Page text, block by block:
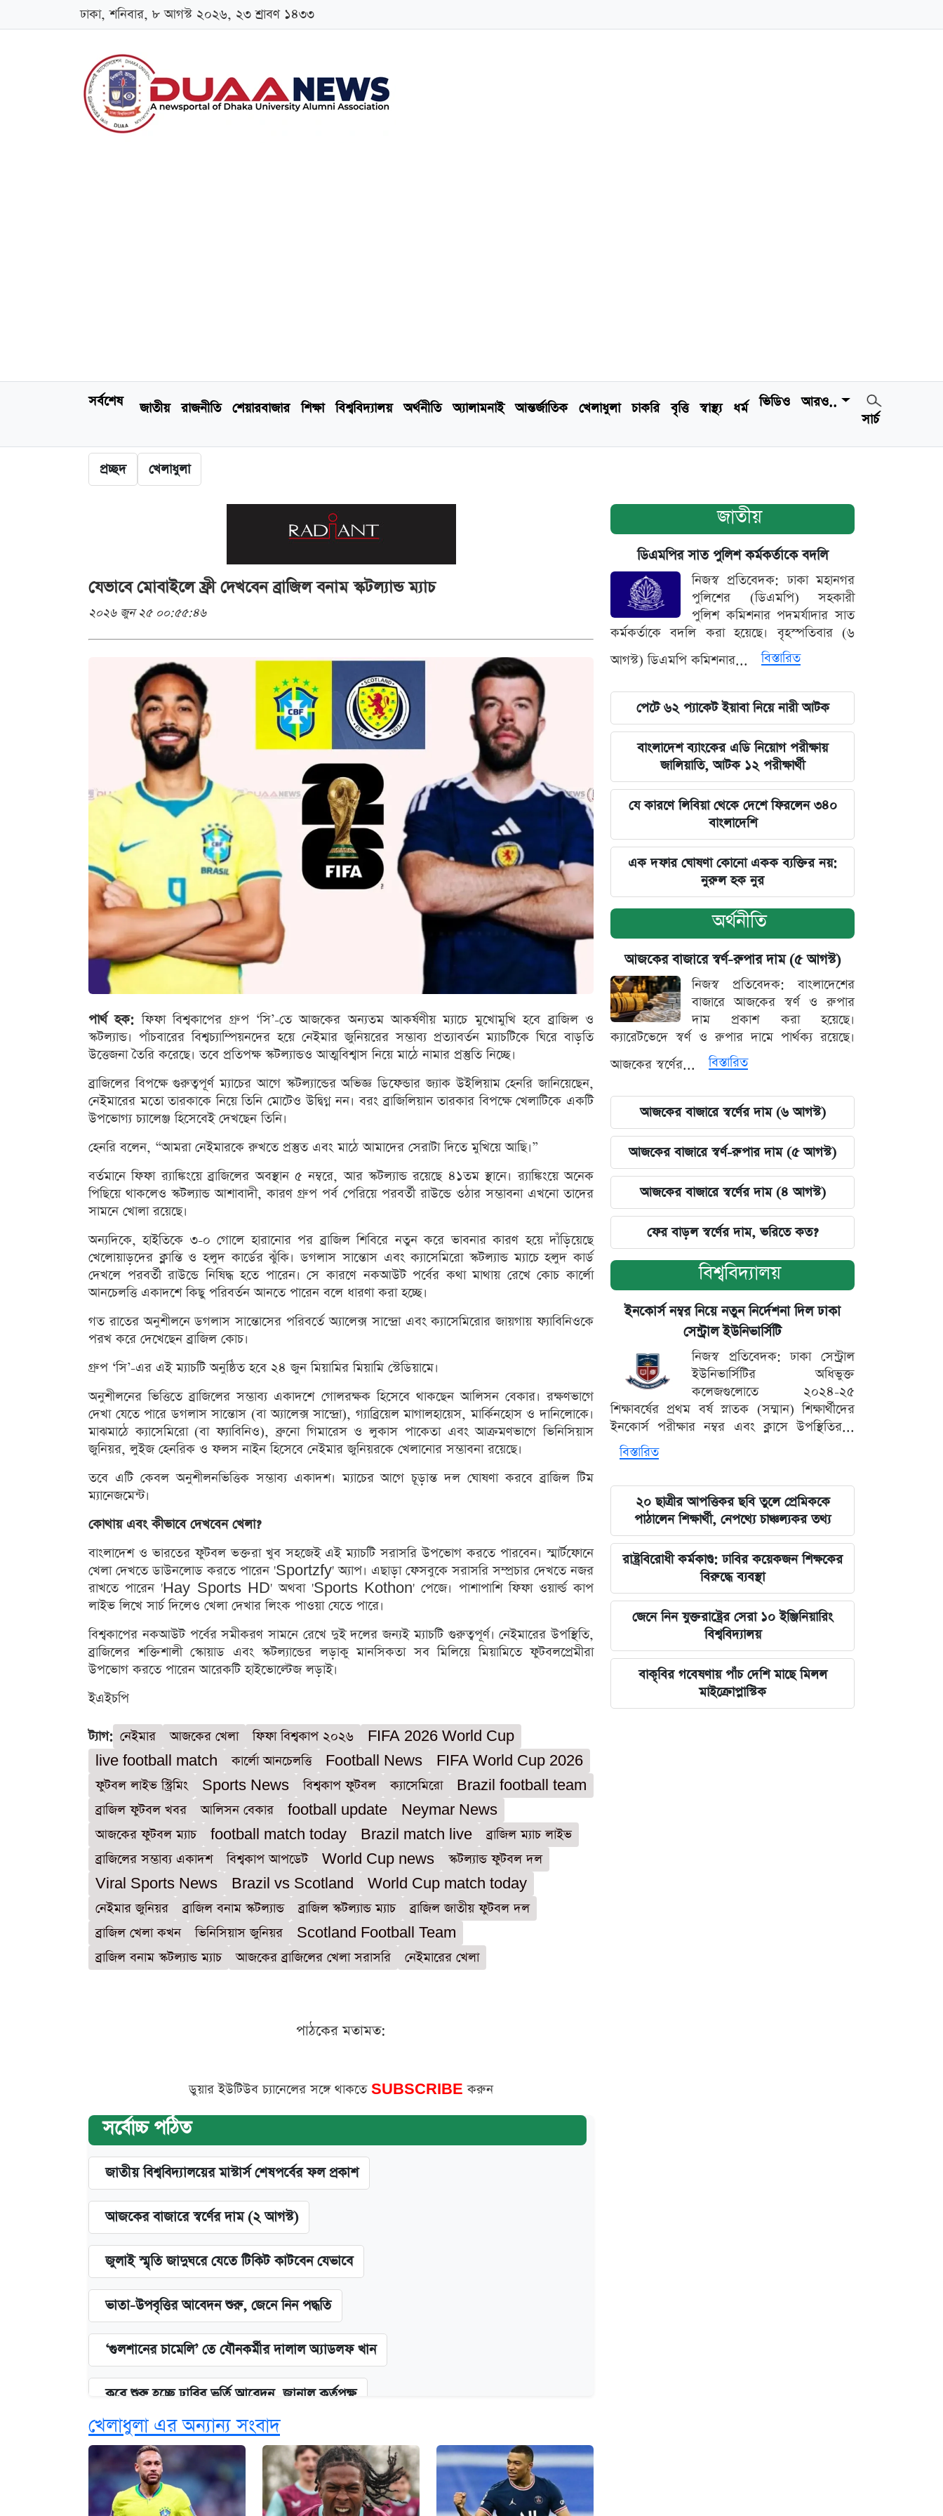
ঢাকা, শনিবার, ৮ আগস্ট ২০২৬, ২৩ শ্রাবণ ১৪৩৩
সর্বশেষ জাতীয় রাজনীতি শেয়ারবাজার শিক্ষা বিশ্ববিদ্যালয় অর্থনীতি অ্যালামনাই আন্তর্জাতিক খেলাধুলা চাকরি বৃত্তি স্বাস্থ্য ধর্ম ভিডিও
আরও..
সার্চ
প্রচ্ছদ খেলাধুলা
যেভাবে মোবাইলে ফ্রী দেখবেন ব্রাজিল বনাম স্কটল্যান্ড ম্যাচ
২০২৬ জুন ২৫ ০০:৫৫:৪৬
পার্থ হক: ফিফা বিশ্বকাপের গ্রুপ ‘সি’-তে আজকের অন্যতম আকর্ষণীয় ম্যাচে মুখোমুখি হবে ব্রাজিল ও
স্কটল্যান্ড। পাঁচবারের বিশ্বচ্যাম্পিয়নদের হয়ে নেইমার জুনিয়রের সম্ভাব্য প্রত্যাবর্তন ম্যাচটিকে ঘিরে বাড়তি
উত্তেজনা তৈরি করেছে। তবে প্রতিপক্ষ স্কটল্যান্ডও আত্মবিশ্বাস নিয়ে মাঠে নামার প্রস্তুতি নিচ্ছে।
ব্রাজিলের বিপক্ষে গুরুত্বপূর্ণ ম্যাচের আগে স্কটল্যান্ডের অভিজ্ঞ ডিফেন্ডার জ্যাক উইলিয়াম হেনরি জানিয়েছেন,
নেইমারের মতো তারকাকে নিয়ে তিনি মোটেও উদ্বিগ্ন নন। বরং ব্রাজিলিয়ান তারকার বিপক্ষে খেলাটিকে একটি
উপভোগ্য চ্যালেঞ্জ হিসেবেই দেখছেন তিনি।
হেনরি বলেন, “আমরা নেইমারকে রুখতে প্রস্তুত এবং মাঠে আমাদের সেরাটা দিতে মুখিয়ে আছি।”
বর্তমানে ফিফা র‍্যাঙ্কিংয়ে ব্রাজিলের অবস্থান ৫ নম্বরে, আর স্কটল্যান্ড রয়েছে ৪১তম স্থানে। র‍্যাঙ্কিংয়ে অনেক
পিছিয়ে থাকলেও স্কটল্যান্ড আশাবাদী, কারণ গ্রুপ পর্ব পেরিয়ে পরবর্তী রাউন্ডে ওঠার সম্ভাবনা এখনো তাদের
সামনে খোলা রয়েছে।
অন্যদিকে, হাইতিকে ৩-০ গোলে হারানোর পর ব্রাজিল শিবিরে নতুন করে ভাবনার কারণ হয়ে দাঁড়িয়েছে
খেলোয়াড়দের ক্লান্তি ও হলুদ কার্ডের ঝুঁকি। ডগলাস সান্তোস এবং ক্যাসেমিরো স্কটল্যান্ড ম্যাচে হলুদ কার্ড
দেখলে পরবর্তী রাউন্ডে নিষিদ্ধ হতে পারেন। সে কারণে নকআউট পর্বের কথা মাথায় রেখে কোচ কার্লো
আনচেলত্তি একাদশে কিছু পরিবর্তন আনতে পারেন বলে ধারণা করা হচ্ছে।
গত রাতের অনুশীলনে ডগলাস সান্তোসের পরিবর্তে অ্যালেক্স সান্দ্রো এবং ক্যাসেমিরোর জায়গায় ফ্যাবিনিওকে
পরখ করে দেখেছেন ব্রাজিল কোচ।
গ্রুপ ‘সি’-এর এই ম্যাচটি অনুষ্ঠিত হবে ২৪ জুন মিয়ামির মিয়ামি স্টেডিয়ামে।
অনুশীলনের ভিত্তিতে ব্রাজিলের সম্ভাব্য একাদশে গোলরক্ষক হিসেবে থাকছেন আলিসন বেকার। রক্ষণভাগে
দেখা যেতে পারে ডগলাস সান্তোস (বা অ্যালেক্স সান্দ্রো), গ্যাব্রিয়েল মাগালহায়েস, মার্কিনহোস ও দানিলোকে।
মাঝমাঠে ক্যাসেমিরো (বা ফ্যাবিনিও), ব্রুনো গিমারেস ও লুকাস পাকেতা এবং আক্রমণভাগে ভিনিসিয়াস
জুনিয়র, লুইজ হেনরিক ও ফলস নাইন হিসেবে নেইমার জুনিয়রকে খেলানোর সম্ভাবনা রয়েছে।
তবে এটি কেবল অনুশীলনভিত্তিক সম্ভাব্য একাদশ। ম্যাচের আগে চূড়ান্ত দল ঘোষণা করবে ব্রাজিল টিম
ম্যানেজমেন্ট।
কোথায় এবং কীভাবে দেখবেন খেলা?
বাংলাদেশ ও ভারতের ফুটবল ভক্তরা খুব সহজেই এই ম্যাচটি সরাসরি উপভোগ করতে পারবেন। স্মার্টফোনে
খেলা দেখতে ডাউনলোড করতে পারেন 'Sportzfy' অ্যাপ। এছাড়া ফেসবুকে সরাসরি সম্প্রচার দেখতে নজর
রাখতে পারেন 'Hay Sports HD' অথবা 'Sports Kothon' পেজে। পাশাপাশি ফিফা ওয়ার্ল্ড কাপ
লাইভ লিখে সার্চ দিলেও খেলা দেখার লিংক পাওয়া যেতে পারে।
বিশ্বকাপের নকআউট পর্বের সমীকরণ সামনে রেখে দুই দলের জন্যই ম্যাচটি গুরুত্বপূর্ণ। নেইমারের উপস্থিতি,
ব্রাজিলের শক্তিশালী স্কোয়াড এবং স্কটল্যান্ডের লড়াকু মানসিকতা সব মিলিয়ে মিয়ামিতে ফুটবলপ্রেমীরা
উপভোগ করতে পারেন আরেকটি হাইভোল্টেজ লড়াই।
ইএইচপি
ট্যাগ: নেইমার আজকের খেলা ফিফা বিশ্বকাপ ২০২৬
FIFA 2026 World Cup
live football match
কার্লো আনচেলত্তি Football News
FIFA World Cup 2026
ফুটবল লাইভ স্ট্রিমিং
Sports News বিশ্বকাপ ফুটবল ক্যাসেমিরো
Brazil football team
ব্রাজিল ফুটবল খবর
আলিসন বেকার football update
Neymar News
আজকের ফুটবল ম্যাচ
football match today Brazil match live
ব্রাজিল ম্যাচ লাইভ
ব্রাজিলের সম্ভাব্য একাদশ
বিশ্বকাপ আপডেট World Cup news
স্কটল্যান্ড ফুটবল দল
Viral Sports News
Brazil vs Scotland
World Cup match today
নেইমার জুনিয়র
ব্রাজিল বনাম স্কটল্যান্ড ব্রাজিল স্কটল্যান্ড ম্যাচ
ব্রাজিল জাতীয় ফুটবল দল
ব্রাজিল খেলা কখন
ভিনিসিয়াস জুনিয়র
Scotland Football Team
ব্রাজিল বনাম স্কটল্যান্ড ম্যাচ
আজকের ব্রাজিলের খেলা সরাসরি নেইমারের খেলা
পাঠকের মতামত:
ডুয়ার ইউটিউব চ্যানেলের সঙ্গে থাকতে SUBSCRIBEকরুন
সর্বোচ্চ পঠিত
জাতীয় বিশ্ববিদ্যালয়ের মাস্টার্স শেষপর্বের ফল প্রকাশ
আজকের বাজারে স্বর্ণের দাম (২ আগস্ট)
জুলাই স্মৃতি জাদুঘরে যেতে টিকিট কাটবেন যেভাবে
ভাতা-উপবৃত্তির আবেদন শুরু, জেনে নিন পদ্ধতি
‘গুলশানের চামেলি’ তে যৌনকর্মীর দালাল অ্যাডলফ খান
কবে শুরু হচ্ছে ঢাবির ভর্তি আবেদন, জানাল কর্তৃপক্ষ
এক ক্লিকে জেনে নিন আইফোন ১৮ প্রো ম্যাক্সের দাম ও ফিচার
আজকের বাজারে স্বর্ণের দাম (৪ আগস্ট)
খেলাধুলা এর অন্যান্য সংবাদ
জাতীয়
ডিএমপির সাত পুলিশ কর্মকর্তাকে বদলি
নিজস্ব প্রতিবেদক: ঢাকা মহানগর
পুলিশের (ডিএমপি) সহকারী
পুলিশ কমিশনার পদমর্যাদার সাত
কর্মকর্তাকে বদলি করা হয়েছে। বৃহস্পতিবার (৬
আগস্ট) ডিএমপি কমিশনার...
বিস্তারিত
পেটে ৬২ প্যাকেট ইয়াবা নিয়ে নারী আটক
বাংলাদেশ ব্যাংকের এডি নিয়োগ পরীক্ষায়
জালিয়াতি, আটক ১২ পরীক্ষার্থী
যে কারণে লিবিয়া থেকে দেশে ফিরলেন ৩৪০
বাংলাদেশি
এক দফার ঘোষণা কোনো একক ব্যক্তির নয়:
নুরুল হক নুর
অর্থনীতি
আজকের বাজারে স্বর্ণ-রুপার দাম (৫ আগস্ট)
নিজস্ব প্রতিবেদক: বাংলাদেশের
বাজারে আজকের স্বর্ণ ও রুপার
দাম প্রকাশ করা হয়েছে।
ক্যারেটভেদে স্বর্ণ ও রুপার দামে পার্থক্য রয়েছে।
আজকের স্বর্ণের...
বিস্তারিত
আজকের বাজারে স্বর্ণের দাম (৬ আগস্ট)
আজকের বাজারে স্বর্ণ-রুপার দাম (৫ আগস্ট)
আজকের বাজারে স্বর্ণের দাম (৪ আগস্ট)
ফের বাড়ল স্বর্ণের দাম, ভরিতে কত?
বিশ্ববিদ্যালয়
ইনকোর্স নম্বর নিয়ে নতুন নির্দেশনা দিল ঢাকা
সেন্ট্রাল ইউনিভার্সিটি
নিজস্ব প্রতিবেদক: ঢাকা সেন্ট্রাল
ইউনিভার্সিটির অধিভুক্ত
কলেজগুলোতে ২০২৪-২৫
শিক্ষাবর্ষের প্রথম বর্ষ স্নাতক (সম্মান) শিক্ষার্থীদের
ইনকোর্স পরীক্ষার নম্বর এবং ক্লাসে উপস্থিতির...
বিস্তারিত
২০ ছাত্রীর আপত্তিকর ছবি তুলে প্রেমিককে
পাঠালেন শিক্ষার্থী, নেপথ্যে চাঞ্চল্যকর তথ্য
রাষ্ট্রবিরোধী কর্মকাণ্ড: ঢাবির কয়েকজন শিক্ষকের
বিরুদ্ধে ব্যবস্থা
জেনে নিন যুক্তরাষ্ট্রের সেরা ১০ ইঞ্জিনিয়ারিং
বিশ্ববিদ্যালয়
বাকৃবির গবেষণায় পাঁচ দেশি মাছে মিলল
মাইক্রোপ্লাস্টিক